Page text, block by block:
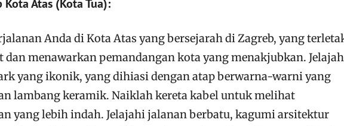
Atas (Kota Tua):
Anda di Kota Atas yang bersejarah di Zagreb, yang
dan menawarkan pemandangan kota yang menakjubkan.
yang ikonik, yang dihiasi dengan atap berwarna-warni yang
lambang keramik. Naiklah kereta kabel untuk melihat
yang lebih indah. Jelajahi jalanan berbatu, kagumi arsitektur